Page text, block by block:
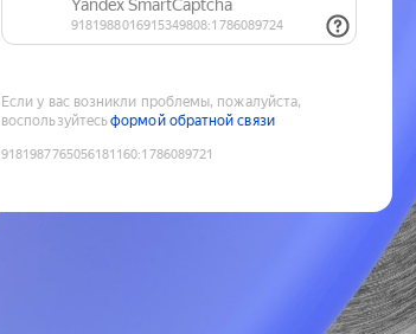
Если у вас возникли проблемы, пожалуйста,
воспользуйтесьформой обратной связи
9181987765056181160:1786089721